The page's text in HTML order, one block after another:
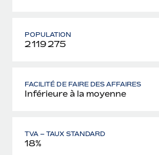
POPULATION
2 119 275
FACILITÉ DE FAIRE DES AFFAIRES
Inférieure à la moyenne
TVA – TAUX STANDARD
18%